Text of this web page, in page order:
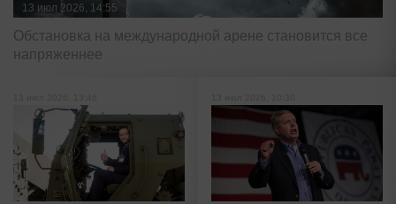
13 июл 2026, 14:55
Обстановка на международной арене становится все
напряженнее